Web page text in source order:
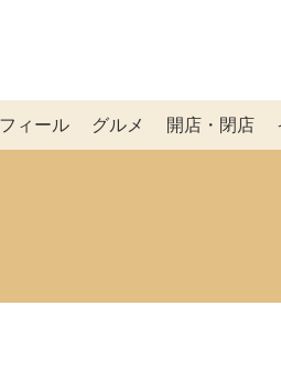
ィール グルメ 開店・閉店